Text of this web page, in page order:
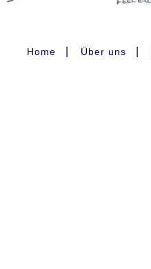
Home Über uns